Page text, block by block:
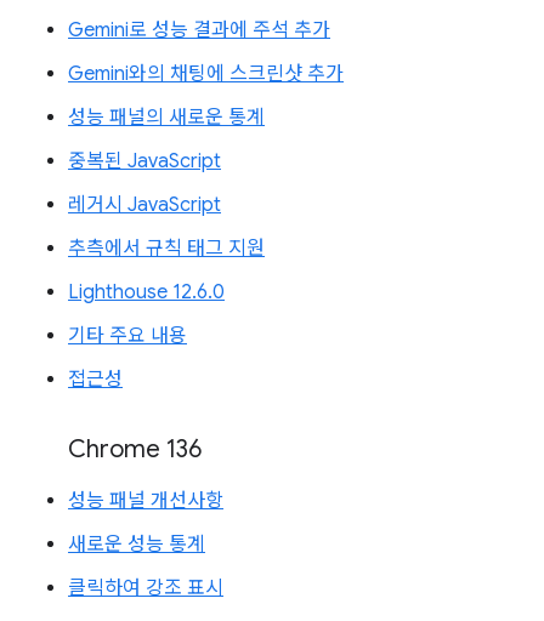
Gemini로 성능 결과에 주석 추가
Gemini와의 채팅에 스크린샷 추가
성능 패널의 새로운 통계
중복된 JavaScript
레거시 JavaScript
추측에서 규칙 태그 지원
Lighthouse 12.6.0
기타 주요 내용
접근성
Chrome 136
성능 패널 개선사항
새로운 성능 통계
클릭하여 강조 표시